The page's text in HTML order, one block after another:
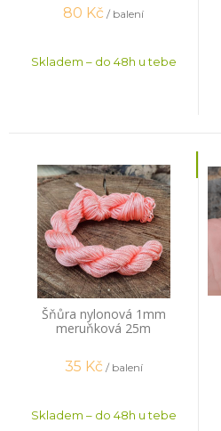
80 Kč / balení
Skladem – do 48h u tebe
Šňůra nylonová 1mm
meruňková 25m
35 Kč / balení
Skladem – do 48h u tebe